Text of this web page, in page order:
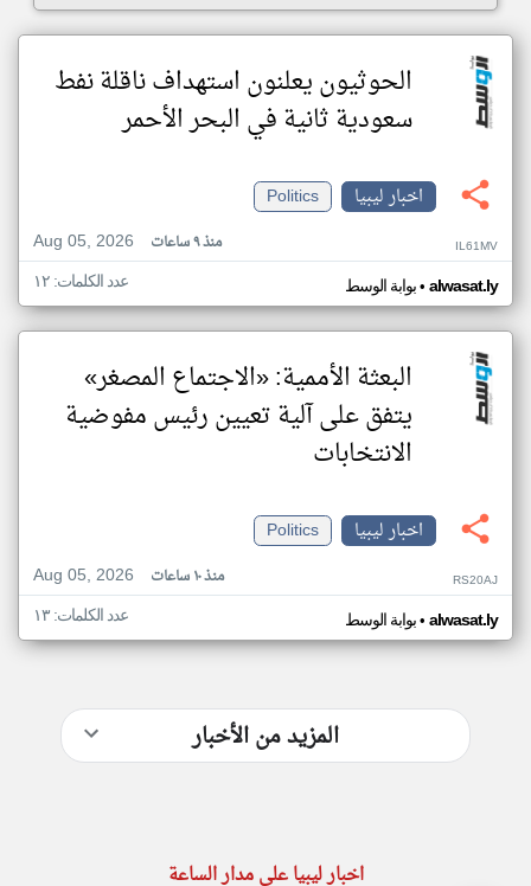
الحوثيون يعلنون استهداف ناقلة نفط
سعودية ثانية في البحر الأحمر
اخبار ليبيا
Politics
Aug 05, 2026
منذ ٩ ساعات IL61MV
بوابة الوسط• alwasat.ly عدد الكلمات: ١٢
البعثة الأممية: «الاجتماع المصغر»
يتفق على آلية تعيين رئيس مفوضية
الانتخابات
اخبار ليبيا
Politics
Aug 05, 2026
منذ ١٠ ساعات RS20AJ
بوابة الوسط• alwasat.ly عدد الكلمات: ١٣
المزيد من الأخبار
اخبار ليبيا على مدار الساعة